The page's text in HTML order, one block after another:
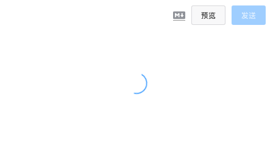
预览 发送